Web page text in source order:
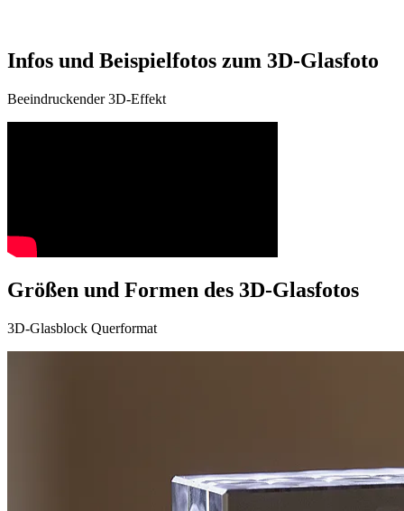
Infos und Beispielfotos zum 3D-Glasfoto
Beeindruckender 3D-Effekt
Größen und Formen des 3D-Glasfotos
3D-Glasblock Querformat